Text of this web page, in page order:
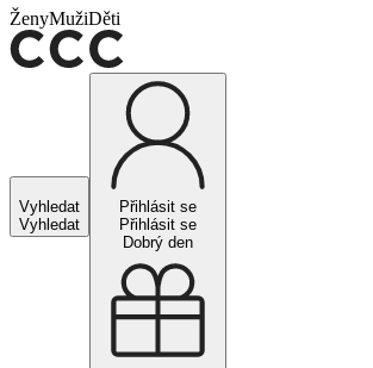
ŽenyMužiDěti
Vyhledat
Vyhledat
Přihlásit se
Přihlásit se
Dobrý den